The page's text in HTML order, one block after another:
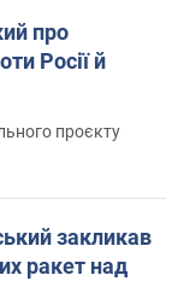
про
Росії й
проєкту
закликав
ракет над